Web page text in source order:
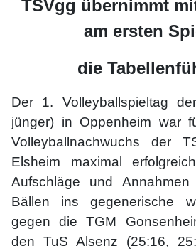
TSVgg übernimmt
am ersten
die
Der 1. Volleyballspieltag
jünger) in Oppenheim war
Volleyballnachwuchs der
Elsheim maximal
Aufschläge und Annahmen
Bällen ins gegenerische
gegen die TGM
den TuS Alsenz (25:16,